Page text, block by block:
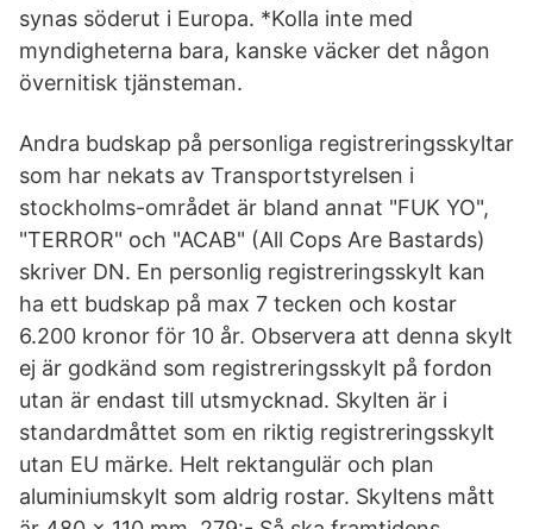
synas söderut i Europa. *Kolla inte med
myndigheterna bara, kanske väcker det någon
övernitisk tjänsteman.
Andra budskap på personliga registreringsskyltar
som har nekats av Transportstyrelsen i
stockholms-området är bland annat "FUK YO",
"TERROR" och "ACAB" (All Cops Are Bastards)
skriver DN. En personlig registreringsskylt kan
ha ett budskap på max 7 tecken och kostar
6.200 kronor för 10 år. Observera att denna skylt
ej är godkänd som registreringsskylt på fordon
utan är endast till utsmycknad. Skylten är i
standardmåttet som en riktig registreringsskylt
utan EU märke. Helt rektangulär och plan
aluminiumskylt som aldrig rostar. Skyltens mått